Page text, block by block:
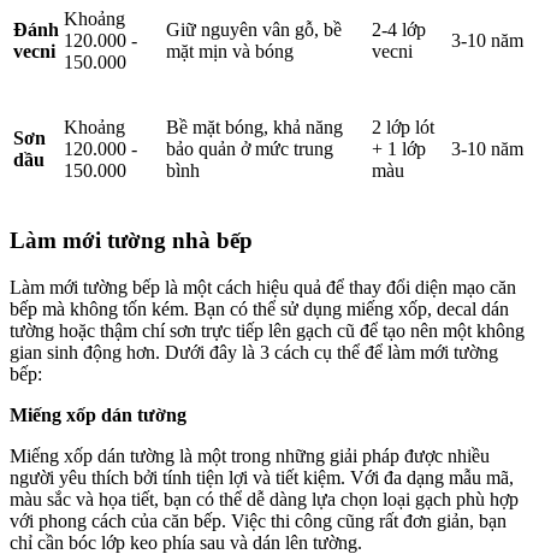
Đánh
vecni
Khoảng
120.000 -
150.000
Giữ nguyên vân gỗ, bề
mặt mịn và bóng
2-4 lớp
vecni
3-10 năm
Sơn
dầu
Khoảng
120.000 -
150.000
Bề mặt bóng, khả năng
bảo quản ở mức trung
bình
2 lớp lót
+ 1 lớp
màu
3-10 năm
Làm mới tường nhà bếp
Làm mới tường bếp là một cách hiệu quả để thay đổi diện mạo căn
bếp mà không tốn kém. Bạn có thể sử dụng miếng xốp, decal dán
tường hoặc thậm chí sơn trực tiếp lên gạch cũ để tạo nên một không
gian sinh động hơn. Dưới đây là 3 cách cụ thể để làm mới tường
bếp:
Miếng xốp dán tường
Miếng xốp dán tường là một trong những giải pháp được nhiều
người yêu thích bởi tính tiện lợi và tiết kiệm. Với đa dạng mẫu mã,
màu sắc và họa tiết, bạn có thể dễ dàng lựa chọn loại gạch phù hợp
với phong cách của căn bếp. Việc thi công cũng rất đơn giản, bạn
chỉ cần bóc lớp keo phía sau và dán lên tường.